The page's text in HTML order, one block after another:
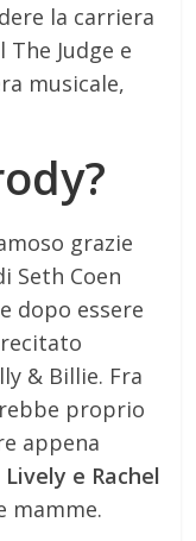
la carriera
Judge e
musicale,
grazie
Seth Coen
dopo essere
& Billie. Fra
proprio
appena
Lively e Rachel
mamme.